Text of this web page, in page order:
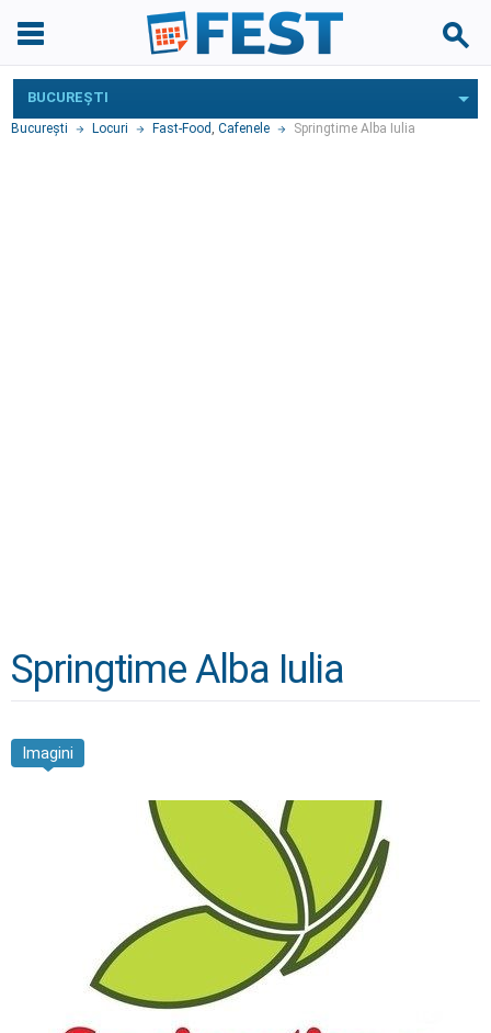
BUCUREŞTI
Bucureşti Locuri Fast-Food , Cafenele Springtime Alba Iulia
Springtime Alba Iulia
Imagini